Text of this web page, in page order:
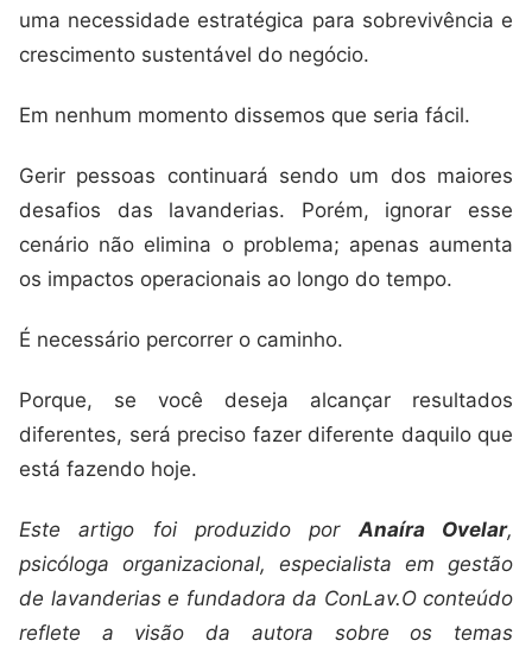
uma necessidade estratégica para sobrevivência e
crescimento sustentável do negócio.
Em nenhum momento dissemos que seria fácil.
Gerir pessoas continuará sendo um dos maiores
desafios das lavanderias. Porém, ignorar esse
cenário não elimina o problema; apenas aumenta
os impactos operacionais ao longo do tempo.
É necessário percorrer o caminho.
Porque, se você deseja alcançar resultados
diferentes, será preciso fazer diferente daquilo que
está fazendo hoje.
Este artigo foi produzido porAnaíra Ovelar,
psicóloga organizacional, especialista em gestão
de lavanderias e fundadora da ConLav.O conteúdo
reflete a visão da autora sobre os temas